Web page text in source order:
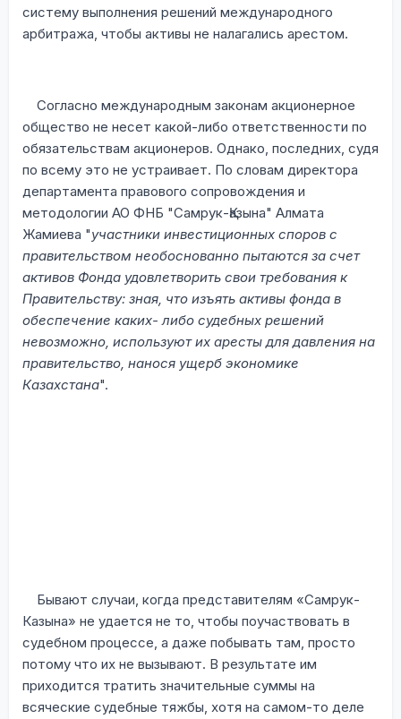
систему выполнения решений международного
арбитража, чтобы активы не налагались арестом.
Согласно международным законам акционерное
общество не несет какой-либо ответственности по
обязательствам акционеров. Однако, последних, судя
по всему это не устраивает. По словам директора
департамента правового сопровождения и
методологии АО ФНБ "Самрук-Қазына" Алмата
Жамиева "участники инвестиционных споров с
правительством необоснованно пытаются за счет
активов Фонда удовлетворить свои требования к
Правительству: зная, что изъять активы фонда в
обеспечение каких- либо судебных решений
невозможно, используют их аресты для давления на
правительство, нанося ущерб экономике
Казахстана".
Бывают случаи, когда представителям «Самрук-
Казына» не удается не то, чтобы поучаствовать в
судебном процессе, а даже побывать там, просто
потому что их не вызывают. В результате им
приходится тратить значительные суммы на
всяческие судебные тяжбы, хотя на самом-то деле